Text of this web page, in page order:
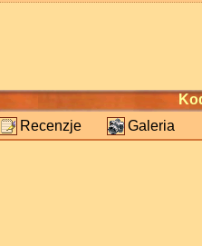
Recenzje Galeria